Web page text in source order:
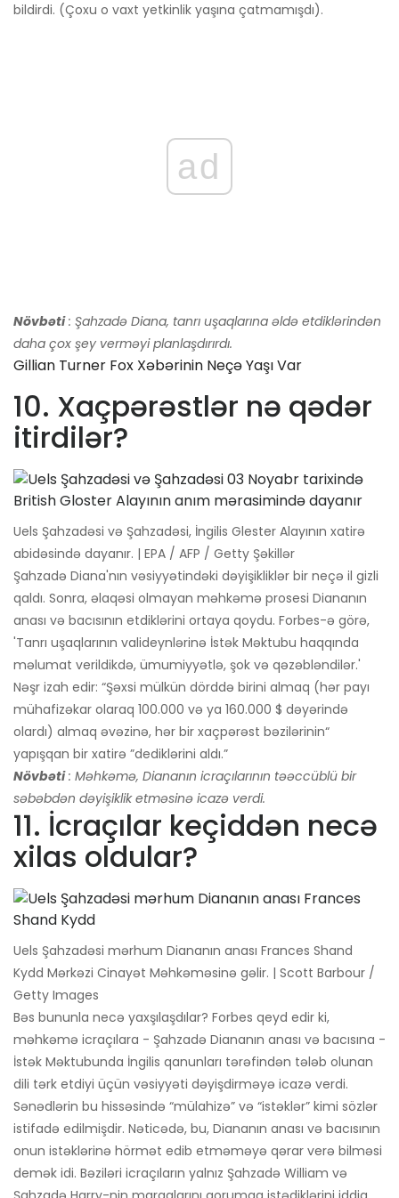
bildirdi. (Çoxu o vaxt yetkinlik yaşına çatmamışdı).
ad
Növbəti : Şahzadə Diana, tanrı uşaqlarına əldə etdiklərindən
daha çox şey verməyi planlaşdırırdı.
Gillian Turner Fox Xəbərinin Neçə Yaşı Var
10. Xaçpərəstlər nə qədər
itirdilər?
Uels Şahzadəsi və Şahzadəsi, İngilis Glester Alayının xatirə
abidəsində dayanır. | EPA / AFP / Getty Şəkillər
Şahzadə Diana'nın vəsiyyətindəki dəyişikliklər bir neçə il gizli
qaldı. Sonra, əlaqəsi olmayan məhkəmə prosesi Diananın
anası və bacısının etdiklərini ortaya qoydu. Forbes-ə görə,
'Tanrı uşaqlarının valideynlərinə İstək Məktubu haqqında
məlumat verildikdə, ümumiyyətlə, şok və qəzəbləndilər.'
Nəşr izah edir: “Şəxsi mülkün dörddə birini almaq (hər payı
mühafizəkar olaraq 100.000 və ya 160.000 $ dəyərində
olardı) almaq əvəzinə, hər bir xaçpərəst bəzilərinin“
yapışqan bir xatirə ”dediklərini aldı.”
Növbəti : Məhkəmə, Diananın icraçılarının təəccüblü bir
səbəbdən dəyişiklik etməsinə icazə verdi.
11. İcraçılar keçiddən necə
xilas oldular?
Uels Şahzadəsi mərhum Diananın anası Frances Shand
Kydd Mərkəzi Cinayət Məhkəməsinə gəlir. | Scott Barbour /
Getty Images
Bəs bununla necə yaxşılaşdılar? Forbes qeyd edir ki,
məhkəmə icraçılara - Şahzadə Diananın anası və bacısına -
İstək Məktubunda İngilis qanunları tərəfindən tələb olunan
dili tərk etdiyi üçün vəsiyyəti dəyişdirməyə icazə verdi.
Sənədlərin bu hissəsində “mülahizə” və “istəklər” kimi sözlər
istifadə edilmişdir. Nəticədə, bu, Diananın anası və bacısının
onun istəklərinə hörmət edib etməməyə qərar verə bilməsi
demək idi. Bəziləri icraçıların yalnız Şahzadə William və